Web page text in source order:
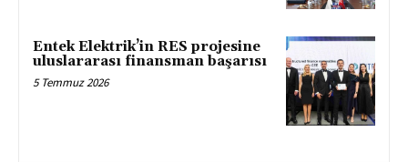
Entek Elektrik’in RES projesine
uluslararası finansman başarısı
5 Temmuz 2026